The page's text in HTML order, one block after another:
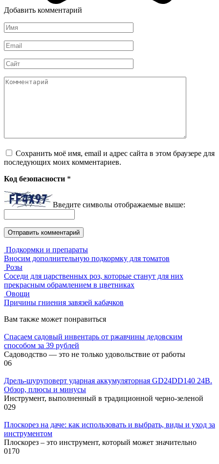
Добавить комментарий
Имя
*
Email
*
Сайт
Комментарий
Сохранить моё имя, email и адрес сайта в этом браузере для
последующих моих комментариев.
Код безопасности *
Введите символы отображаемые выше:
Подкормки и препараты
Вносим дополнительную подкормку для томатов
Розы
Соседи для царственных роз, которые станут для них
прекрасным обрамлением в цветниках
Овощи
Причины гниения завязей кабачков
Вам также может понравиться
Спасаем садовый инвентарь от ржавчины дедовским
способом за 39 рублей
Садоводство — это не только удовольствие от работы
06
Дрель-шуруповерт ударная аккумуляторная GD24DD140 24В.
Обзор, плюсы и минусы
Инструмент, выполненный в традиционной черно-зеленой
029
Плоскорез на даче: как использовать и выбрать, виды и уход за
инструментом
Плоскорез – это инструмент, который может значительно
0170